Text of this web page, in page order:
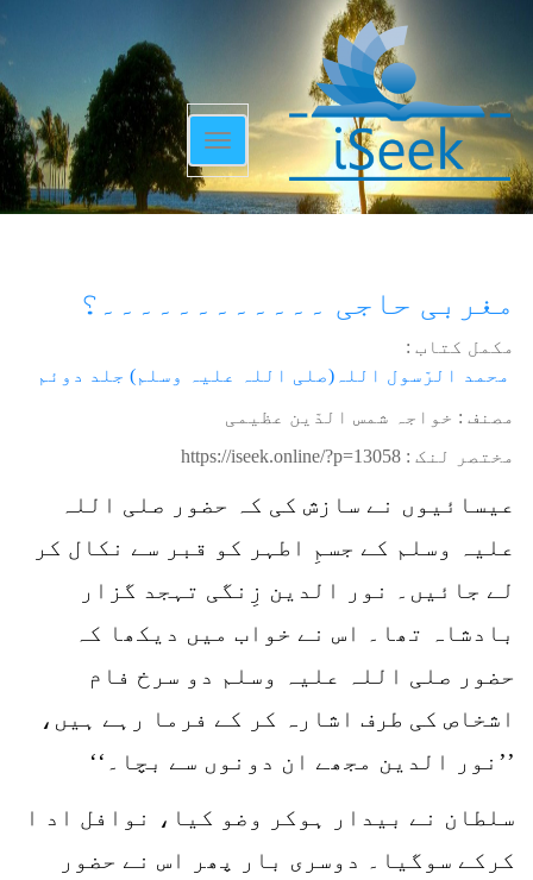
Toggle
navigation
مغربی حاجی ۔۔۔۔۔۔۔۔۔۔۔۔؟
مکمل کتاب :
محمد الرّسول اللہ(صلی اللہ علیہ وسلم) جلد دوئم
مصنف : خواجہ شمس الدّین عظیمی
مختصر لنک : https://iseek.online/?p=13058
عیسائیوں نے سازش کی کہ حضور صلی اللہ
علیہ وسلم کے جسمِ اطہر کو قبر سے نکال کر
لے جائیں۔ نور الدین زِنگی تہجد گزار
بادشاہ تھا۔ اس نے خواب میں دیکھا کہ
حضور صلی اللہ علیہ وسلم دو سرخ فام
اشخاص کی طرف اشارہ کر کے فرما رہے ہیں،
’’نور الدین مجھے ان دونوں سے بچا۔‘‘
سلطان نے بیدار ہوکر وضو کیا، نوافل اد ا
کرکے سوگیا۔ دوسری بار پھر اس نے حضور